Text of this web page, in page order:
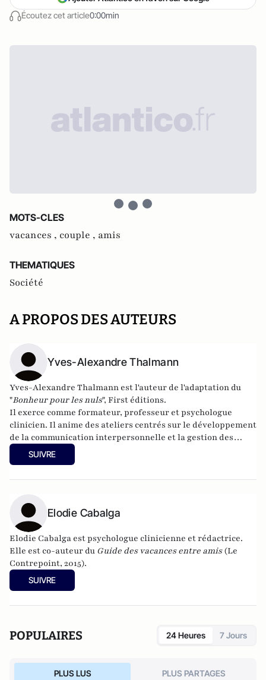
Écoutez cet article0:00min
MOTS-CLES
vacances , couple , amis
THEMATIQUES
Société
A PROPOS DES AUTEURS
Yves-Alexandre Thalmann
Yves-Alexandre Thalmann est l'auteur de l'adaptation du
"Bonheur pour les nuls", First éditions.
Il exerce comme formateur, professeur et psychologue
clinicien. Il anime des ateliers centrés sur le développement
de la communication interpersonnelle et la gestion des
émotions.
SUIVRE
Elodie Cabalga
Elodie Cabalga est psychologue clinicienne et rédactrice.
Elle est co-auteur du Guide des vacances entre amis(Le
Contrepoint, 2015).
SUIVRE
POPULAIRES 24 Heures 7 Jours
PLUS LUS PLUS PARTAGES